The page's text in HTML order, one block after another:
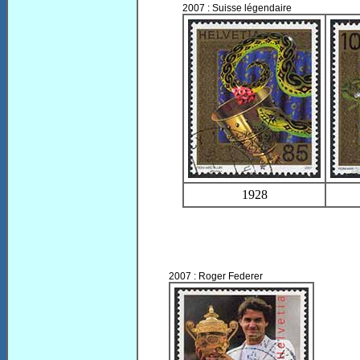
2007 : Suisse légendaire
1928
2007 : Roger Federer